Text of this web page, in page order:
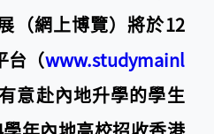
（網上博覽）將於12
台（www.studymainl
意赴內地升學的學生
年內地高校招收香港